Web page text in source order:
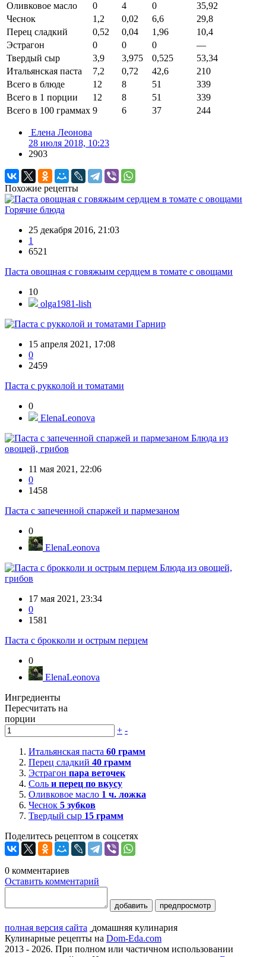
Оливковое масло
0 4 0
35,92
Чеснок
1,2 0,02 6,6
29,8
Перец сладкий
0,52 0,04 1,96
10,4
Эстрагон
0 0 0
—
Твердый сыр
3,9 3,975 0,525
53,34
Итальянская паста
7,2 0,72 42,6
210
Всего в блюде
12 8 51
339
Всего в 1 порции
12 8 51
339
Всего в 100 граммах 9 6 37 244
Елена Леонова
28 июля 2018, 10:23
2903
Похожие рецепты
Горячие блюда
25 декабря 2016, 21:03
1
6521
Паста овощная с говяжьим сердцем в томате с овощами
10
olga1981-lish
Гарнир
15 апреля 2021, 17:08
0
2459
Паста с рукколой и томатами
0
ElenaLeonova
Блюда из
овощей, грибов
11 мая 2021, 22:06
0
1458
Паста с запеченной спаржей и пармезаном
0
ElenaLeonova
Блюда из овощей,
грибов
17 мая 2021, 23:34
0
1581
Паста с брокколи и острым перцем
0
ElenaLeonova
Ингредиенты
Пересчитать на
порции
+ -
Итальянская паста 60 грамм
Перец сладкий 40 грамм
Эстрагон пара веточек
Соль и перец по вкусу
Оливковое масло 1 ч. ложка
Чеснок 5 зубков
Твердый сыр 15 грамм
Поделитесь рецептом в соцсетях
0 комментариев
Оставить комментарий
добавить предпросмотр
полная версия сайта домашняя кулинария
Кулинарные рецепты на Dom-Eda.com
2013 - 2026. При полном или частичном использовании